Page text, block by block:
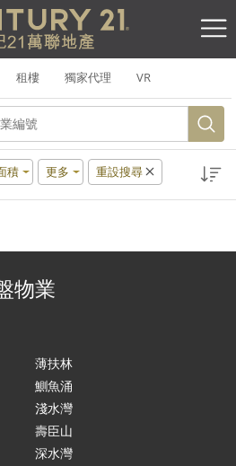
租樓 獨家代理 VR
積 更多 重設搜尋
物業
薄扶林
鰂魚涌
淺水灣
壽臣山
深水灣